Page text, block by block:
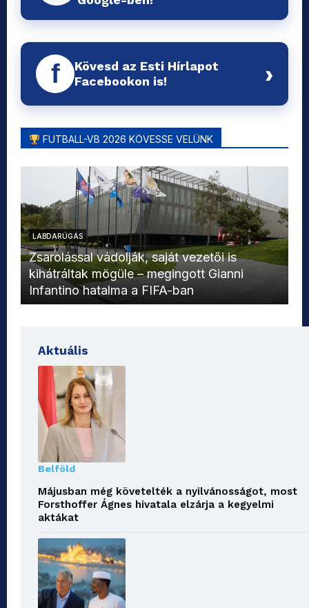
f
Kövesd az Esti Hírlapot
Facebookon is!
›
FUTBALL-VB 2026 KÖVESSE VELÜNK
LABDARÚGÁS
Zsarolással vádolják, saját vezetői is
kihátráltak mögüle – megingott Gianni
Infantino hatalma a FIFA-ban
Aktuális
Belföld
Májusban még követelték a nyilvánosságot, most
Forsthoffer Ágnes hivatala elzárja a kegyelmi
aktákat